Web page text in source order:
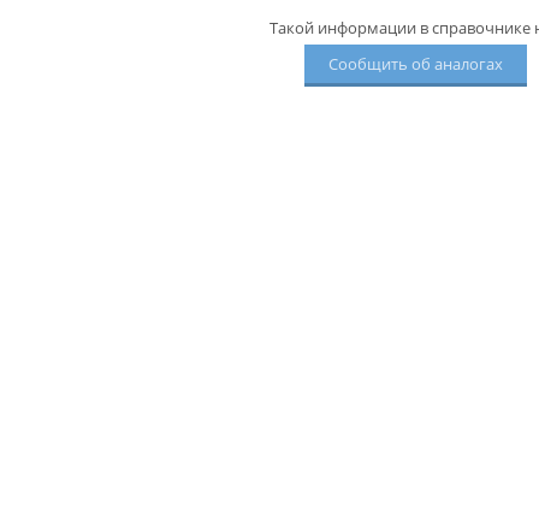
Такой информации в справочнике
Сообщить об аналогах